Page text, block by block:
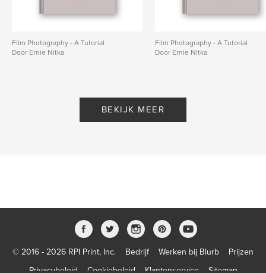
Film Photography - A Tutorial
Door Ernie Nitka
Film Photography - A Tutorial
Door Ernie Nitka
BEKIJK MEER
© 2016 - 2026 RPI Print, Inc. Bedrijf Werken bij Blurb
Prijzen
Privacybeleid
Cookiebeleid Klantenservice Sitemap